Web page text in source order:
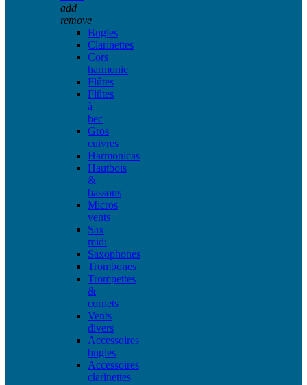
add
remove
Bugles
Clarinettes
Cors
harmonie
Flûtes
Flûtes
à
bec
Gros
cuivres
Harmonicas
Hautbois
&
bassons
Micros
vents
Sax
midi
Saxophones
Trombones
Trompettes
&
cornets
Vents
divers
Accessoires
bugles
Accessoires
clarinettes